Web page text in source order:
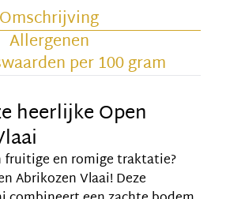
Omschrijving
Allergenen
per 100 gram
heerlijke Open
fruitige en romige traktatie?
Abrikozen Vlaai! Deze